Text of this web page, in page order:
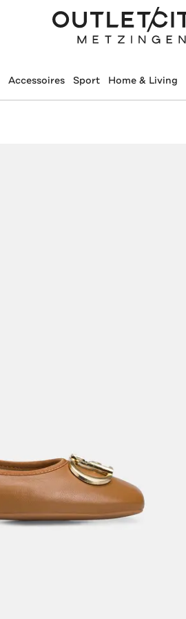
Accessoires Sport Home & Living